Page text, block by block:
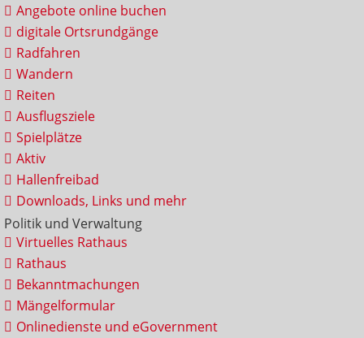
Angebote online buchen
digitale Ortsrundgänge
Radfahren
Wandern
Reiten
Ausflugsziele
Spielplätze
Aktiv
Hallenfreibad
Downloads, Links und mehr
Politik und Verwaltung
Virtuelles Rathaus
Rathaus
Bekanntmachungen
Mängelformular
Onlinedienste und eGovernment